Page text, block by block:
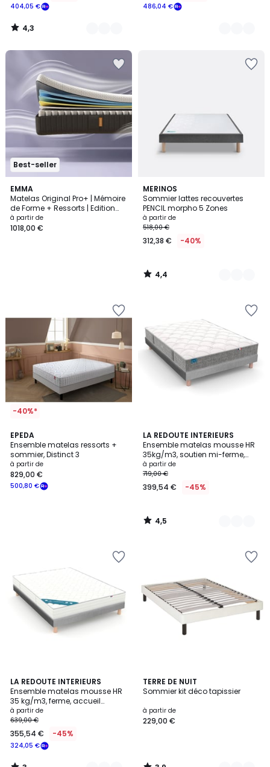
404,05 €
4,3
/
486,04 €
Best-seller
EMMA
Matelas Original Pro+ | Mémoire
de Forme + Ressorts | Edition
2025
à partir de
1018,00 €
MERINOS
Sommier lattes recouvertes
PENCIL morpho 5 Zones
à partir de
518,00 €
312,38 € -40%
4,4
/ 5
5
Couleurs
4,4
/
-40%*
EPEDA
Ensemble matelas ressorts +
sommier, Distinct 3
à partir de
500,80 €
829,00 €
LA REDOUTE INTERIEURS
Ensemble matelas mousse HR
35kg/m3, soutien mi-ferme,
accueil moelleux + sommier
à partir de
719,00 €
399,54 € -45%
4,5
/ 5
2
Couleurs
4,5
/
LA REDOUTE INTERIEURS
Ensemble matelas mousse HR
35 kg/m3, ferme, accueil
mémoire de forme + sommier
à partir de
324,05 €
639,00 €
355,54 € -45%
3
/
5
2
Couleurs
TERRE DE NUIT
Sommier kit déco tapissier
à partir de
229,00 €
3,9
/ 5
4
Couleurs